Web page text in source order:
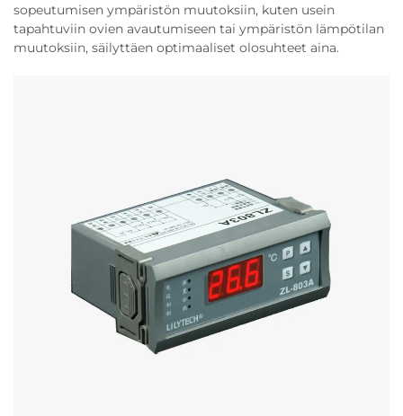
sopeutumisen ympäristön muutoksiin, kuten usein
tapahtuviin ovien avautumiseen tai ympäristön lämpötilan
muutoksiin, säilyttäen optimaaliset olosuhteet aina.